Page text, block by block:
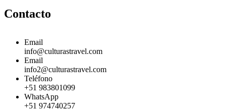
Contacto
Email
info@culturastravel.com
Email
info2@culturastravel.com
Teléfono
+51 983801099
WhatsApp
+51 974740257